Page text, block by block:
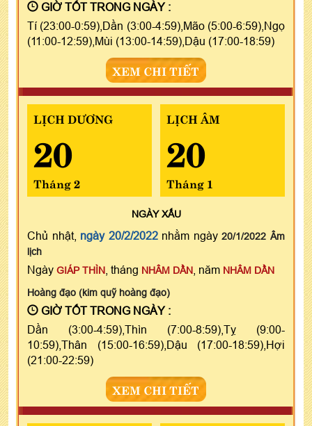
GIỜ TỐT TRONG NGÀY :
Tí (23:00-0:59),Dần (3:00-4:59),Mão (5:00-6:59),Ngọ
(11:00-12:59),Mùi (13:00-14:59),Dậu (17:00-18:59)
XEM CHI TIẾT
LỊCH DƯƠNG
20
Tháng 2
LỊCH ÂM
20
Tháng 1
NGÀYXẤU
Chủ nhật, ngày 20/2/2022nhằm ngày20/1/2022 Âm
lịch
Ngày GIÁP THÌN , tháng NHÂM DẦN , năm NHÂM DẦN
Hoàng đạo (kim quỹ hoàng đạo)
GIỜ TỐT TRONG NGÀY :
Dần (3:00-4:59),Thìn (7:00-8:59),Tỵ (9:00-
10:59),Thân (15:00-16:59),Dậu (17:00-18:59),Hợi
(21:00-22:59)
XEM CHI TIẾT